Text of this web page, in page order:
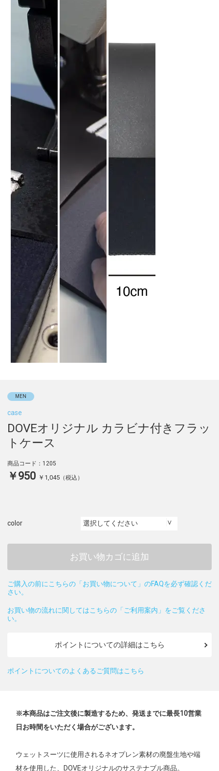
MEN
case
DOVEオリジナル カラビナ付きフラッ
トケース
商品コード：1205
￥950 ￥1,045 （税込）
color
お買い物カゴに追加
ご購入の前にこちらの「お買い物について」のFAQを必ず確認くだ
さい。
お買い物の流れに関してはこちらの「ご利用案内」をご覧くださ
い。
ポイントについての詳細はこちら
ポイントについてのよくあるご質問はこちら
※本商品はご注文後に製造するため、発送までに最長10営業
日お時間をいただく場合がございます。
ウェットスーツに使用されるネオプレン素材の廃盤生地や端
材を使用した、DOVEオリジナルのサステナブル商品。